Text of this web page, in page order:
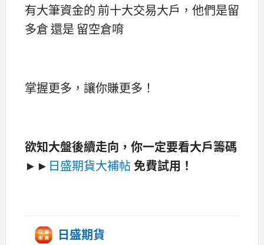
有大筆資金的 前十大交易大戶，他們是留
多倉 還是 留空倉唷
掌握更多，讓你賺更多！
欲知大盤後續走向，你一定要看大戶籌碼
►► 日盛期貨大補帖免費試用！
日盛期貨